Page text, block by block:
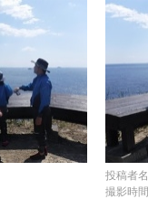
投稿者名
撮影時間